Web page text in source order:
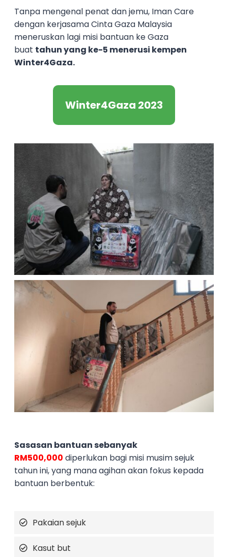
Tanpa mengenal penat dan jemu, Iman Care
dengan kerjasama Cinta Gaza Malaysia
meneruskan lagi misi bantuan ke Gaza
buat tahun yang ke-5 menerusi kempen
Winter4Gaza.
Winter4Gaza 2023
Sasasan bantuan sebanyak
RM500,000 diperlukan bagi misi musim sejuk
tahun ini, yang mana agihan akan fokus kepada
bantuan berbentuk:
Pakaian sejuk
Kasut but